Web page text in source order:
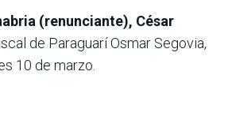
(renunciante), César
de Paraguarí Osmar Segovia,
10 de marzo.